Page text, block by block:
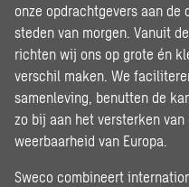
onze opdrachtgevers aan de
steden van morgen. Vanuit
richten wij ons op grote én
verschil maken. We
samenleving, benutten de
zo bij aan het versterken
weerbaarheid van Europa.
Sweco combineert